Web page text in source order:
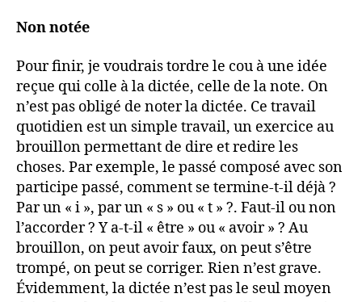
Non notée
Pour finir, je voudrais tordre le cou à une idée
reçue qui colle à la dictée, celle de la note. On
n’est pas obligé de noter la dictée. Ce travail
quotidien est un simple travail, un exercice au
brouillon permettant de dire et redire les
choses. Par exemple, le passé composé avec son
participe passé, comment se termine-t-il déjà ?
Par un « i », par un « s » ou « t » ?. Faut-il ou non
l’accorder ? Y a-t-il « être » ou « avoir » ? Au
brouillon, on peut avoir faux, on peut s’être
trompé, on peut se corriger. Rien n’est grave.
Évidemment, la dictée n’est pas le seul moyen